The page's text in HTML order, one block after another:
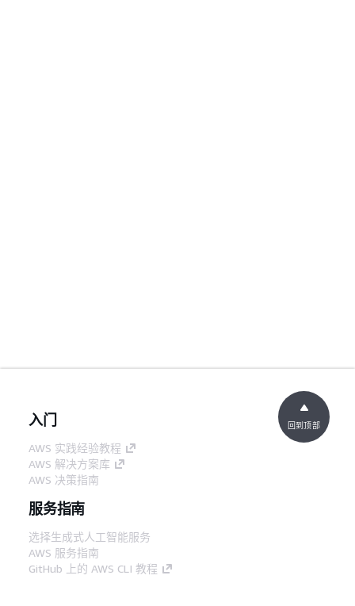
入门
AWS 实践经验教程
AWS 解决方案库
AWS 决策指南
服务指南
选择生成式人工智能服务
AWS 服务指南
GitHub 上的 AWS CLI 教程
回到顶部